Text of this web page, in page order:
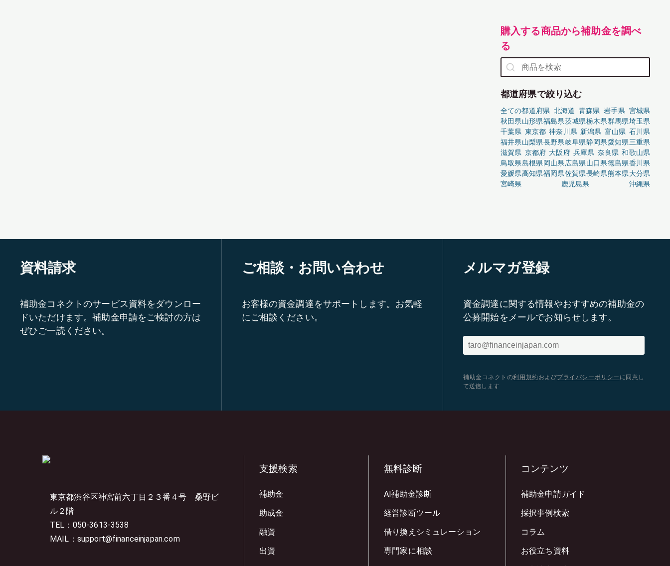
購入する商品から補助金を調べ
る
都道府県で絞り込む
全ての都道府県 北海道 青森県 岩手県 宮城県
秋田県山形県福島県茨城県栃木県群馬県埼玉県
千葉県 東京都 神奈川県 新潟県 富山県 石川県
福井県山梨県長野県岐阜県静岡県愛知県三重県
滋賀県 京都府 大阪府 兵庫県 奈良県 和歌山県
鳥取県島根県岡山県広島県山口県徳島県香川県
愛媛県高知県福岡県佐賀県長崎県熊本県大分県
宮崎県
鹿児島県 沖縄県
資料請求
補助金コネクトのサービス資料をダウンロー
ドいただけます。補助金申請をご検討の方は
ぜひご一読ください。
ご相談・お問い合わせ
お客様の資金調達をサポートします。お気軽
にご相談ください。
メルマガ登録
資金調達に関する情報やおすすめの補助金の
公募開始をメールでお知らせします。
補助金コネクトの利用規約 およびプライバシーポリシー に同意し
て送信します
東京都渋谷区神宮前六丁目２３番４号 桑野ビ
ル２階
TEL：050-3613-3538
MAIL：support@financeinjapan.com
支援検索
補助金
助成金
融資
出資
無料診断
AI補助金診断
経営診断ツール
借り換えシミュレーション
専門家に相談
コンテンツ
補助金申請ガイド
採択事例検索
コラム
お役立ち資料